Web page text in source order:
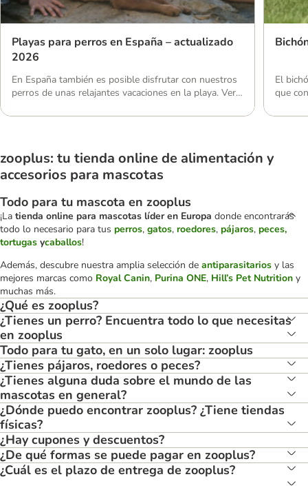
Playas para perros en España – actualizado
2026
En España también es posible disfrutar con nuestros
perros de unas relajantes vacaciones en la playa. Ver
cavando hoyos o nadando entre las olas hará que
playas pet-friendly […]
El
que
zooplus: tu tienda online de alimentación y
accesorios para mascotas
Todo para tu mascota en zooplus
¡La tienda online para mascotas líder en Europa donde encontrarás
todo lo necesario para tus perros, gatos, roedores, pájaros, peces,
tortugas ycaballos!
Además, descubre nuestra amplia selección de antiparasitarios y las
mejores marcas como Royal Canin, Purina ONE, Hill’s Pet Nutrition y
muchas más.
¿Qué es zooplus?
¿Tienes un perro? Encuentra todo lo que necesitas
en zooplus
Todo para tu gato, en un solo lugar: zooplus
¿Tienes pájaros, roedores o peces?
¿Tienes alguna duda sobre el mundo de las
mascotas en general?
¿Dónde puedo encontrar zooplus? ¿Tiene tiendas
físicas?
¿Hay cupones y descuentos?
¿De qué formas se puede pagar en zooplus?
¿Cuál es el plazo de entrega de zooplus?